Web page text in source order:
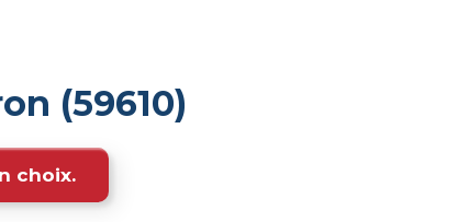
(59610)
choix.